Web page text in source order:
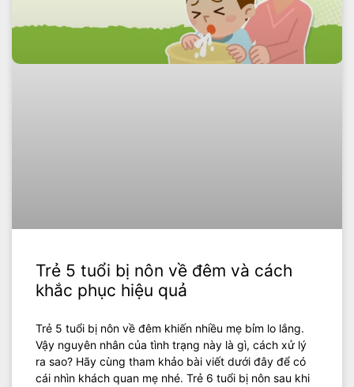
Trẻ 5 tuổi bị nôn về đêm và cách
khắc phục hiệu quả
Trẻ 5 tuổi bị nôn về đêm khiến nhiều mẹ bỉm lo lắng.
Vậy nguyên nhân của tình trạng này là gì, cách xử lý
ra sao? Hãy cùng tham khảo bài viết dưới đây để có
cái nhìn khách quan mẹ nhé. Trẻ 6 tuổi bị nôn sau khi